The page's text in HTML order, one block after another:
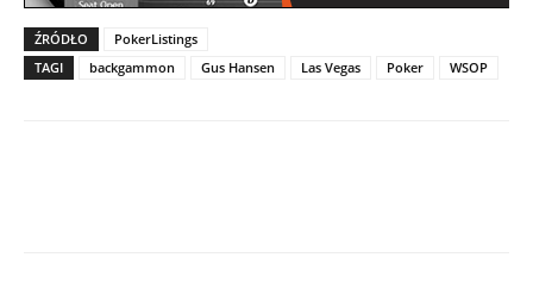
ŹRÓDŁO
PokerListings
TAGI
backgammon Gus Hansen Las Vegas Poker WSOP